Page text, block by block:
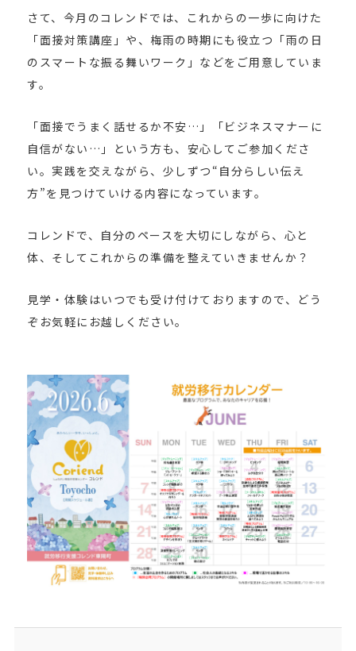
さて、今月のコレンドでは、これからの一歩に向けた
「面接対策講座」や、梅雨の時期にも役立つ「雨の日
のスマートな振る舞いワーク」などをご用意していま
す。
「面接でうまく話せるか不安…」「ビジネスマナーに
自信がない…」という方も、安心してご参加くださ
い。実践を交えながら、少しずつ“自分らしい伝え
方”を見つけていける内容になっています。
コレンドで、自分のペースを大切にしながら、心と
体、そしてこれからの準備を整えていきませんか？
見学・体験はいつでも受け付けておりますので、どう
ぞお気軽にお越しください。